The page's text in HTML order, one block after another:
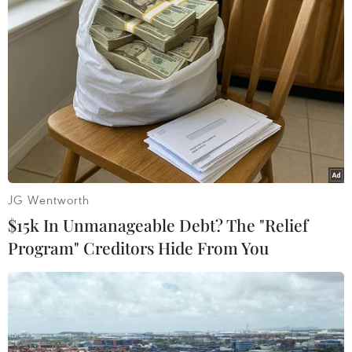
Israel lo ngại về mối đe dọa an ninh từ
19/09/2025 09:00
Báo cáo về các vụ tấn công và buôn lậu vũ khí qua cửa
khẩu Allenby khiến Israel lo ngại về an ninh biên giới từ
Jordan trong bối cảnh xung đột ngày càng căng thẳng.
JG Wentworth
$15k In Unmanageable Debt? The "Relief
Program" Creditors Hide From You